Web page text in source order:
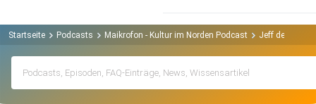
Startseite Podcasts Maikrofon - Kultur im Norden Podcast Jeff de Fire -